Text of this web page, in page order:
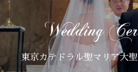
東京カテドラル聖マリア大